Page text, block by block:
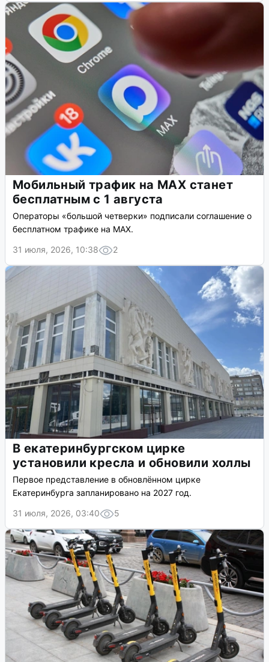
Мобильный трафик на MAX станет
бесплатным с 1 августа
Операторы «большой четверки» подписали соглашение о
бесплатном трафике на MAX.
31 июля, 2026, 10:38
2
В екатеринбургском цирке
установили кресла и обновили холлы
Первое представление в обновлённом цирке
Екатеринбурга запланировано на 2027 год.
31 июля, 2026, 03:40
5